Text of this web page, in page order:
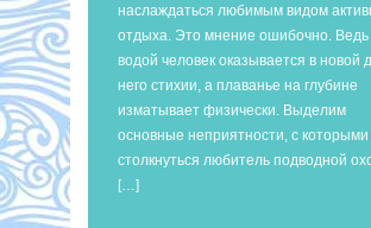
наслаждаться любимым видом
отдыха. Это мнение ошибочно. Ведь
водой человек оказывается в новой
него стихии, а плаванье на глубине
изматывает физически. Выделим
основные неприятности, с
столкнуться любитель подводной
[…]